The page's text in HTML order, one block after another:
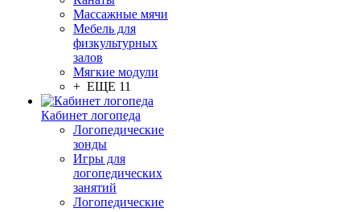
Массажные мячи
Мебель для
физкультурных
залов
Мягкие модули
+ ЕЩЕ 11
Кабинет логопеда
Логопедические
зонды
Игры для
логопедических
занятий
Логопедические